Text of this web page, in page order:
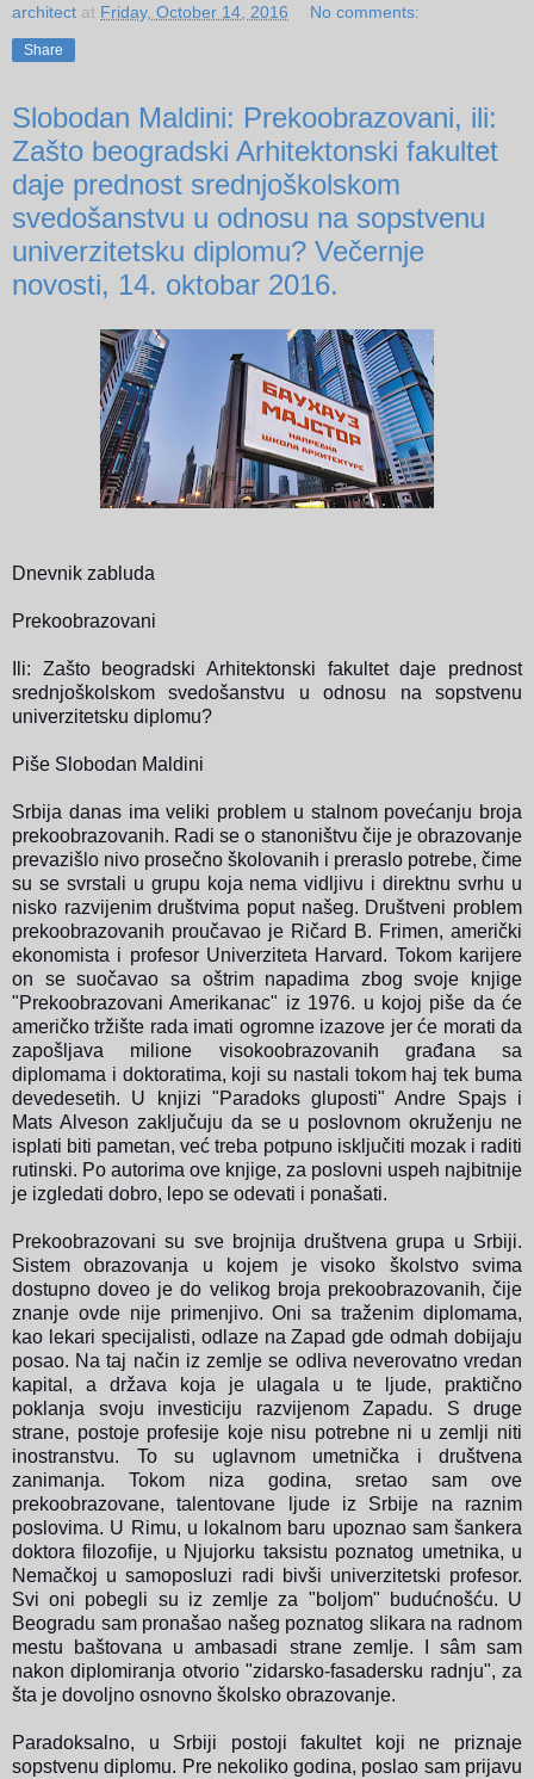
architect at Friday, October 14, 2016 No comments:
Share
Slobodan Maldini: Prekoobrazovani, ili:
Zašto beogradski Arhitektonski fakultet
daje prednost srednjoškolskom
svedošanstvu u odnosu na sopstvenu
univerzitetsku diplomu? Večernje
novosti, 14. oktobar 2016.
Dnevnik zabluda
Prekoobrazovani
Ili: Zašto beogradski Arhitektonski fakultet daje prednost
srednjoškolskom svedošanstvu u odnosu na sopstvenu
univerzitetsku diplomu?
Piše Slobodan Maldini
Srbija danas ima veliki problem u stalnom povećanju broja
prekoobrazovanih. Radi se o stanoništvu čije je obrazovanje
prevazišlo nivo prosečno školovanih i preraslo potrebe, čime
su se svrstali u grupu koja nema vidljivu i direktnu svrhu u
nisko razvijenim društvima poput našeg. Društveni problem
prekoobrazovanih proučavao je Ričard B. Frimen, američki
ekonomista i profesor Univerziteta Harvard. Tokom karijere
on se suočavao sa oštrim napadima zbog svoje knjige
"Prekoobrazovani Amerikanac" iz 1976. u kojoj piše da će
američko tržište rada imati ogromne izazove jer će morati da
zapošljava milione visokoobrazovanih građana sa
diplomama i doktoratima, koji su nastali tokom haj tek buma
devedesetih. U knjizi "Paradoks gluposti" Andre Spajs i
Mats Alveson zaključuju da se u poslovnom okruženju ne
isplati biti pametan, već treba potpuno isključiti mozak i raditi
rutinski. Po autorima ove knjige, za poslovni uspeh najbitnije
je izgledati dobro, lepo se odevati i ponašati.
Prekoobrazovani su sve brojnija društvena grupa u Srbiji.
Sistem obrazovanja u kojem je visoko školstvo svima
dostupno doveo je do velikog broja prekoobrazovanih, čije
znanje ovde nije primenjivo. Oni sa traženim diplomama,
kao lekari specijalisti, odlaze na Zapad gde odmah dobijaju
posao. Na taj način iz zemlje se odliva neverovatno vredan
kapital, a država koja je ulagala u te ljude, praktično
poklanja svoju investiciju razvijenom Zapadu. S druge
strane, postoje profesije koje nisu potrebne ni u zemlji niti
inostranstvu. To su uglavnom umetnička i društvena
zanimanja. Tokom niza godina, sretao sam ove
prekoobrazovane, talentovane ljude iz Srbije na raznim
poslovima. U Rimu, u lokalnom baru upoznao sam šankera
doktora filozofije, u Njujorku taksistu poznatog umetnika, u
Nemačkoj u samoposluzi radi bivši univerzitetski profesor.
Svi oni pobegli su iz zemlje za "boljom" budućnošću. U
Beogradu sam pronašao našeg poznatog slikara na radnom
mestu baštovana u ambasadi strane zemlje. I sâm sam
nakon diplomiranja otvorio "zidarsko-fasadersku radnju", za
šta je dovoljno osnovno školsko obrazovanje.
Paradoksalno, u Srbiji postoji fakultet koji ne priznaje
sopstvenu diplomu. Pre nekoliko godina, poslao sam prijavu